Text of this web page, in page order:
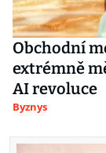
Obchodní
extrémně
AI revoluce
Byznys